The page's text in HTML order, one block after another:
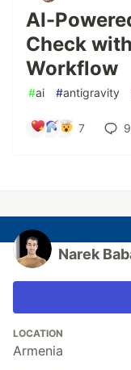
AI-
Check
Workflow
#ai #antigravity
7 9
Narek
LOCATION
Armenia